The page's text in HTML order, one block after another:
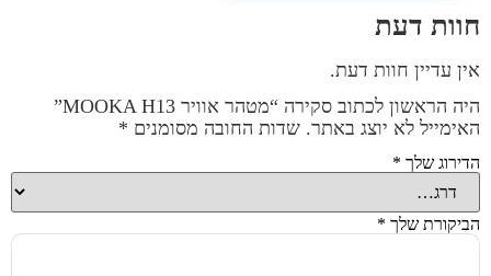
חוות דעת
אין עדיין חוות דעת.
היה הראשון לכתוב סקירה “מטהר אוויר MOOKA H13”
האימייל לא יוצג באתר. שדות החובה מסומנים *
הדירוג שלך *
הביקורת שלך *